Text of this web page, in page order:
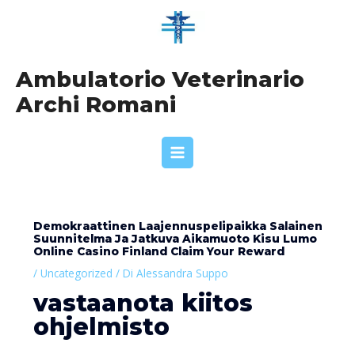
Ambulatorio Veterinario
Archi Romani
MAIN
MENU
Demokraattinen Laajennuspelipaikka Salainen
Suunnitelma Ja Jatkuva Aikamuoto Kisu Lumo
Online Casino Finland Claim Your Reward
/Uncategorized / DiAlessandra Suppo
vastaanota kiitos
ohjelmisto